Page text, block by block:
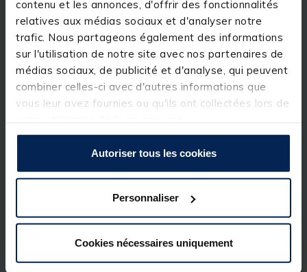
contenu et les annonces, d'offrir des fonctionnalités
relatives aux médias sociaux et d'analyser notre
trafic. Nous partageons également des informations
sur l'utilisation de notre site avec nos partenaires de
médias sociaux, de publicité et d'analyse, qui peuvent
combiner celles-ci avec d'autres informations que
vous leur avez fournies ou qu'ils ont collectées lors de
Autoriser tous les cookies
Personnaliser
Cookies nécessaires uniquement
Hameçon n°18 / Corps de ligne 0.12 mm / Bas de
ligne 0.10 mm
LM CONCOURS 16 1 g : Flotteur 1 g / Hameçon
n°18 / Corps de ligne 0.12 mm / Bas de ligne 0.10
mm
LM CONCOURS 16 1.50 g : Flotteur 1.50 g /
Hameçon n°16 / Corps de ligne 0.14 mm / Bas de
Montée à la main pour assurer une bonne qualité et
montée pour la pêche de coupdispose d'une
garantit une bonne sensibilité.
Caractéristiques :
Longueur : 6 m
Flotteur de forme "boule"